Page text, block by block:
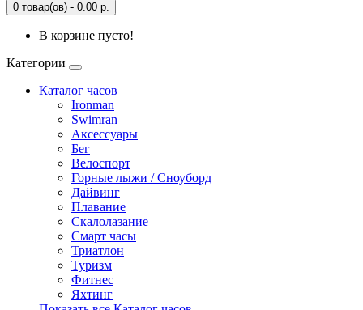
0 товар(ов) - 0.00 р.
В корзине пусто!
Категории
Каталог часов
Ironman
Swimran
Аксессуары
Бег
Велоспорт
Горные лыжи / Сноуборд
Дайвинг
Плавание
Скалолазание
Смарт часы
Триатлон
Туризм
Фитнес
Яхтинг